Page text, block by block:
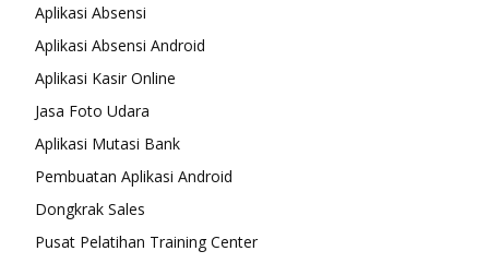
Aplikasi Absensi
Aplikasi Absensi Android
Aplikasi Kasir Online
Jasa Foto Udara
Aplikasi Mutasi Bank
Pembuatan Aplikasi Android
Dongkrak Sales
Pusat Pelatihan Training Center